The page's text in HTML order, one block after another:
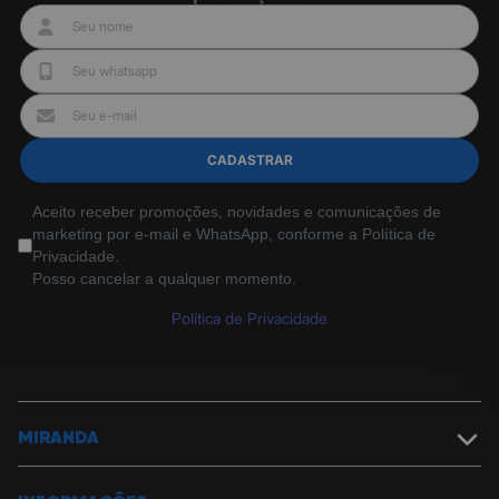
01 pente ajustável (16 comprimentos)
01 Óleo lubrificante
01 Carregador
01 Base carregadora
Manual de Instruções
Manual de Assistência Técnica.
CADASTRAR
Aceito receber promoções, novidades e comunicações de
marketing por e-mail e WhatsApp, conforme a Política de
Privacidade.
Posso cancelar a qualquer momento.
Política de Privacidade
MIRANDA
Política de Segurança